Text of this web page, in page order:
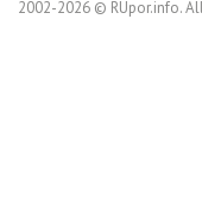
2002-2026 © RUpor.info.